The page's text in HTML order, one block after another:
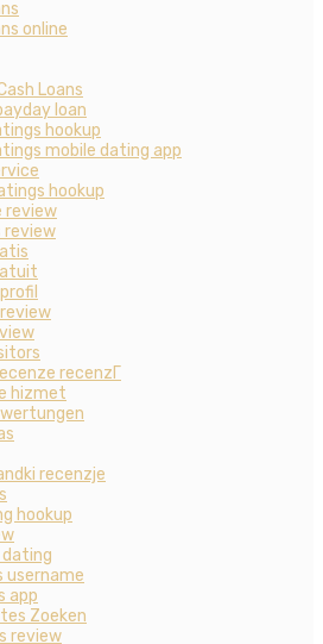
online
Loans
loan
hookup
mobile dating app
hookup
review
review
recenzГ­
hizmet
recenzje
hookup
username
app
Zoeken
review